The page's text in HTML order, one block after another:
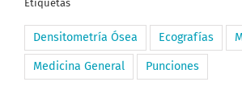
Etiquetas
Densitometría Ósea Ecografías
Medicina General Punciones